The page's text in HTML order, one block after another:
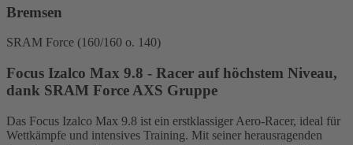
Bremsen
SRAM Force (160/160 o. 140)
Focus Izalco Max 9.8 - Racer auf höchstem Niveau,
dank SRAM Force AXS Gruppe
Das Focus Izalco Max 9.8 ist ein erstklassiger Aero-Racer, ideal für
Wettkämpfe und intensives Training. Mit seiner herausragenden